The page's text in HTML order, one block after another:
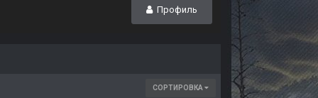
Профиль
СОРТИРОВКА